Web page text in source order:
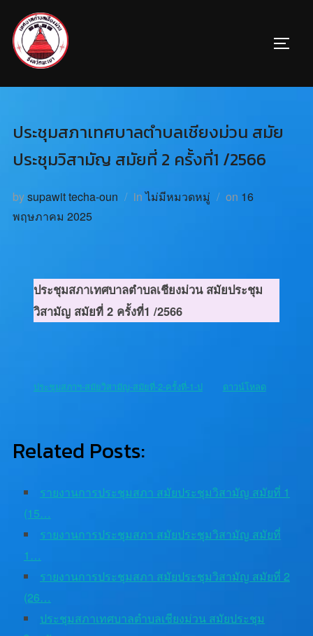
ประชุมสภาเทศบาลตำบลเชียงม่วน สมัย
ประชุมวิสามัญ สมัยที่ 2 ครั้งที่1 /2566
bysupawit techa-oun inไม่มีหมวดหมู่ on 16
พฤษภาคม 2025
ประชุมสภาเทศบาลตำบลเชียงม่วน สมัยประชุม
วิสามัญ สมัยที่ 2 ครั้งที่1 /2566
ประชุมสภาฯ-สมัยวิสามัญ-สมัยที่-2-ครั้งที่-1-ป ดาวน์โหลด
Related Posts:
รายงานการประชุมสภา สมัยประชุมวิสามัญ สมัยที่ 1
(15…
รายงานการประชุมสภา สมัยประชุมวิสามัญ สมัยที่
1…
รายงานการประชุมสภา สมัยประชุมวิสามัญ สมัยที่ 2
(26…
ประชุมสภาเทศบาลตำบลเชียงม่วน สมัยประชุม